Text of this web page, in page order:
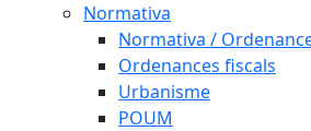
Normativa
Normativa /
Ordenances fiscals
Urbanisme
POUM